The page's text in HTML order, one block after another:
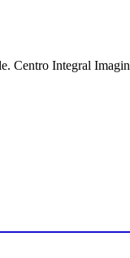
. Centro Integral